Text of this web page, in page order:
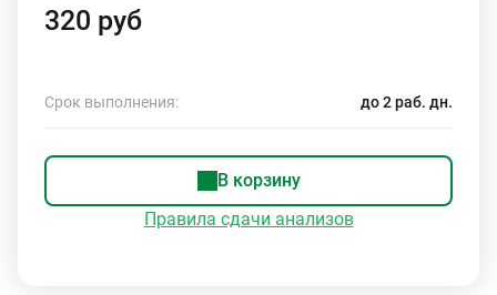
320 руб
Срок выполнения: до 2 раб. дн.
В корзину
Правила сдачи анализов